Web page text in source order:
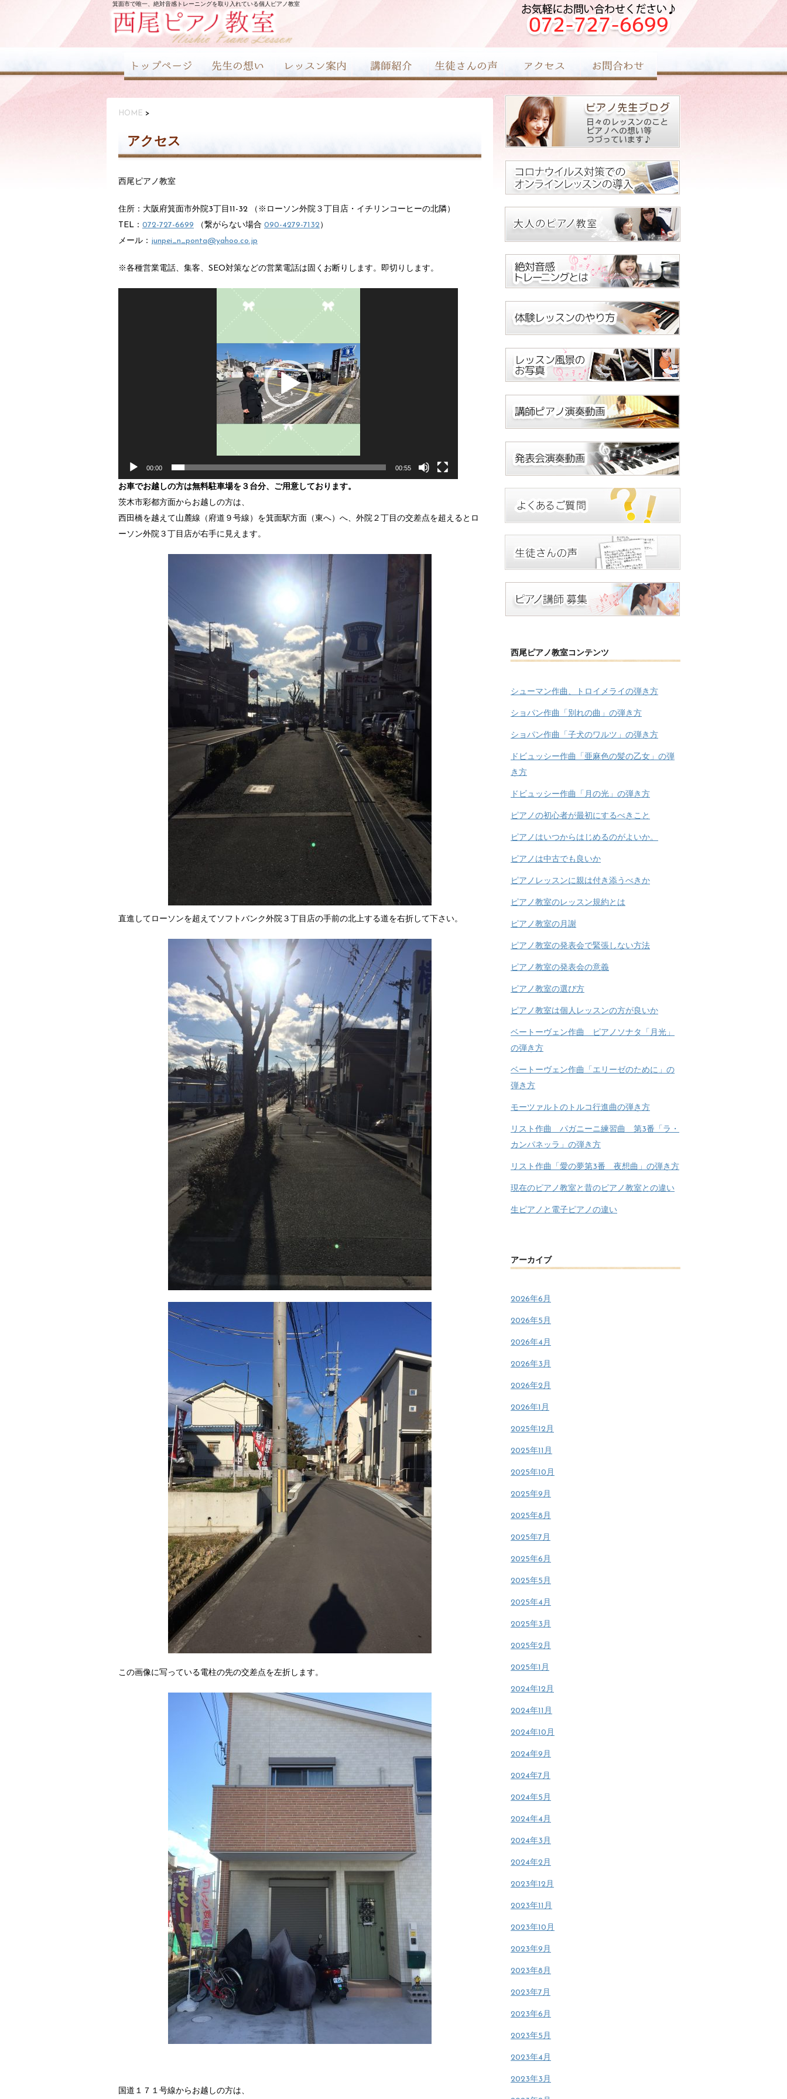
箕面市で唯一、絶対音感トレーニングを取り入れている個人ピアノ教室
HOME >
アクセス
西尾ピアノ教室
住所：大阪府箕面市外院3丁目11-32 （※ローソン外院３丁目店・イチリンコーヒーの北隣）
TEL： 072-727-6699 （繋がらない場合 090-4279-7132）
メール： junpei_n_ponta@yahoo.co.jp
※各種営業電話、集客、SEO対策などの営業電話は固くお断りします。即切りします。
00:00 00:55
お車でお越しの方は無料駐車場を３台分、ご用意しております。
茨木市彩都方面からお越しの方は、
西田橋を越えて山麓線（府道９号線）を箕面駅方面（東へ）へ、外院２丁目の交差点を超えるとロ
ーソン外院３丁目店が右手に見えます。
直進してローソンを超えてソフトバンク外院３丁目店の手前の北上する道を右折して下さい。
この画像に写っている電柱の先の交差点を左折します。
国道１７１号線からお越しの方は、
西尾ピアノ教室コンテンツ
シューマン作曲、トロイメライの弾き方
ショパン作曲「別れの曲」の弾き方
ショパン作曲「子犬のワルツ」の弾き方
ドビュッシー作曲「亜麻色の髪の乙女」の弾
き方
ドビュッシー作曲「月の光」の弾き方
ピアノの初心者が最初にするべきこと
ピアノはいつからはじめるのがよいか。
ピアノは中古でも良いか
ピアノレッスンに親は付き添うべきか
ピアノ教室のレッスン規約とは
ピアノ教室の月謝
ピアノ教室の発表会で緊張しない方法
ピアノ教室の発表会の意義
ピアノ教室の選び方
ピアノ教室は個人レッスンの方が良いか
ベートーヴェン作曲 ピアノソナタ「月光」
の弾き方
ベートーヴェン作曲「エリーゼのために」の
弾き方
モーツァルトのトルコ行進曲の弾き方
リスト作曲 パガニーニ練習曲 第3番「ラ・
カンパネッラ」の弾き方
リスト作曲「愛の夢第3番 夜想曲」の弾き方
現在のピアノ教室と昔のピアノ教室との違い
生ピアノと電子ピアノの違い
アーカイブ
2026年6月
2026年5月
2026年4月
2026年3月
2026年2月
2026年1月
2025年12月
2025年11月
2025年10月
2025年9月
2025年8月
2025年7月
2025年6月
2025年5月
2025年4月
2025年3月
2025年2月
2025年1月
2024年12月
2024年11月
2024年10月
2024年9月
2024年7月
2024年5月
2024年4月
2024年3月
2024年2月
2023年12月
2023年11月
2023年10月
2023年9月
2023年8月
2023年7月
2023年6月
2023年5月
2023年4月
2023年3月